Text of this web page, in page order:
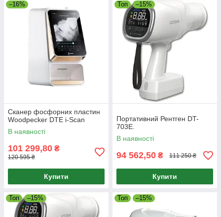
–16%
Сканер фосфорних пластин
Woodpecker DTE i-Scan
В наявності
101 299,80 ₴
120 595 ₴
Купити
Топ –15%
Портативний Рентген DT-
703E.
В наявності
94 562,50 ₴ 111 250 ₴
Купити
Топ –15% Топ –15%